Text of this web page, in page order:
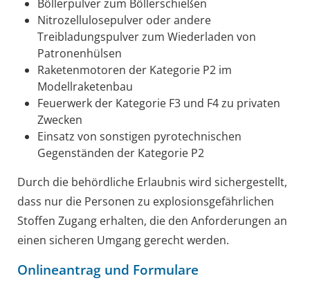
Böllerpulver zum Böllerschießen
Nitrozellulosepulver oder andere
Treibladungspulver zum Wiederladen von
Patronenhülsen
Raketenmotoren der Kategorie P2 im
Modellraketenbau
Feuerwerk der Kategorie F3 und F4 zu privaten
Zwecken
Einsatz von sonstigen pyrotechnischen
Gegenständen der Kategorie P2
Durch die behördliche Erlaubnis wird sichergestellt,
dass nur die Personen zu explosionsgefährlichen
Stoffen Zugang erhalten, die den Anforderungen an
einen sicheren Umgang gerecht werden.
Onlineantrag und Formulare